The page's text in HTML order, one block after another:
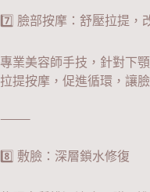
7️⃣ 臉部按摩：舒壓拉提，
專業美容師手技，針對下
拉提按摩，促進循環，讓
⸻
8️⃣ 敷臉：深層鎖水修復